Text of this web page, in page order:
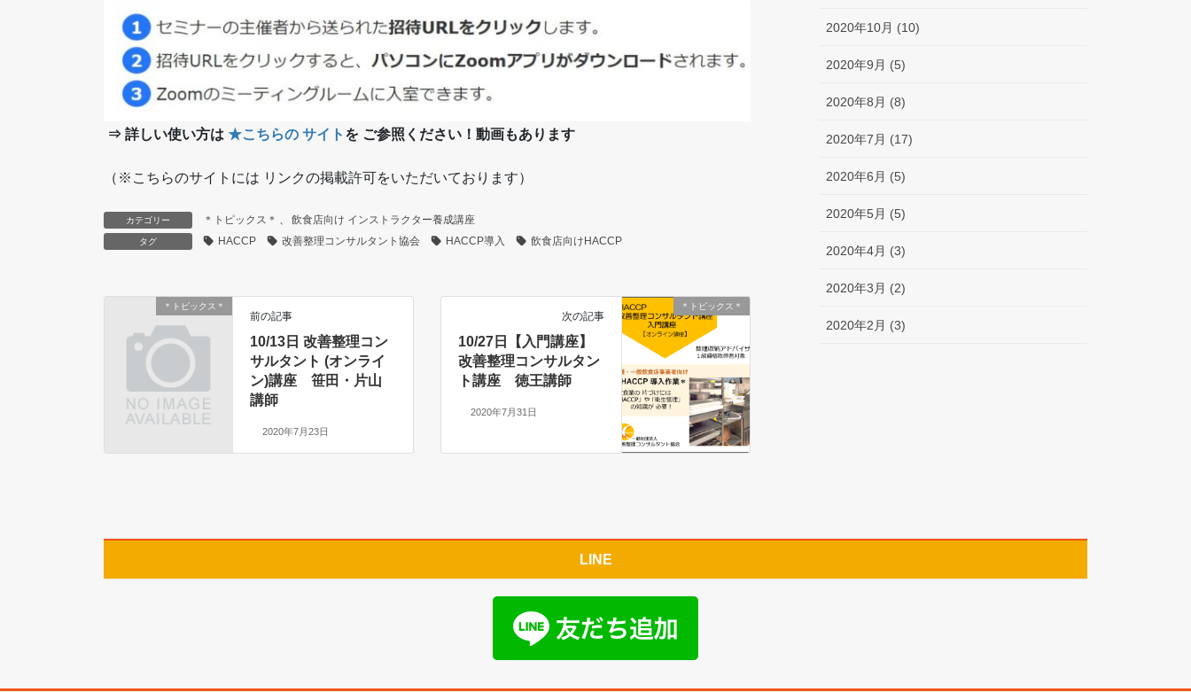
⇒ 詳しい使い方は ★こちらの サイト を ご参照ください！動画もあります
（※こちらのサイトには リンクの掲載許可をいただいております）
カテゴリー ＊トピックス＊ 飲食店向け インストラクター養成講座
タグ HACCP 改善整理コンサルタント協会 HACCP導入 飲食店向けHACCP
＊トピックス＊
前の記事
10/13日 改善整理コン
サルタント (オンライ
ン)講座 笹田・片山
講師
2020年7月23日
＊トピックス＊
次の記事
10/27日【入門講座】
改善整理コンサルタン
ト講座 徳王講師
2020年7月31日
2020年10月 (10)
2020年9月 (5)
2020年8月 (8)
2020年7月 (17)
2020年6月 (5)
2020年5月 (5)
2020年4月 (3)
2020年3月 (2)
2020年2月 (3)
LINE